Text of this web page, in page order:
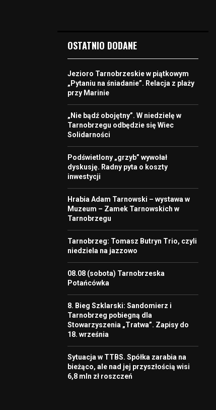
OSTATNIO DODANE
Jezioro Tarnobrzeskie w piątkowym
„Pytaniu na śniadanie”. Relacja z plaży
przy Marinie
„Nie bądź obojętny”. W niedzielę w
Tarnobrzegu odbędzie się Wiec
Solidarności
Podświetlony „grzyb” wywołał
dyskusję. Radny pyta o koszty
inwestycji
Hrabia Adam Tarnowski – wystawa w
Muzeum – Zamek Tarnowskich w
Tarnobrzegu
Tarnobrzeg: Tomasz Butryn Trio, czyli
niedziela na jazzowo
08.08 (sobota) Tarnobrzeska
Potańcówka
8. Bieg Szklarski: Sandomierz i
Tarnobrzeg pobiegną dla
Stowarzyszenia „Tratwa”. Zapisy do
18. września
Sytuacja w TTBS. Spółka zarabia na
bieżąco, ale nad jej przyszłością wisi
6,8 mln zł roszczeń